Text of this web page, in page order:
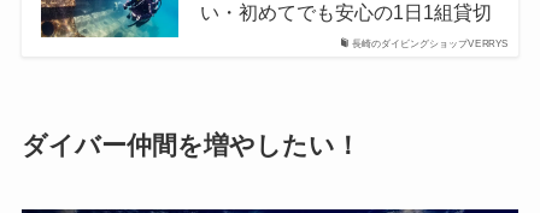
長崎のダイビングショップVERRYS
い・初めてでも安心の1日1組貸切
ダイバー仲間を増やしたい！